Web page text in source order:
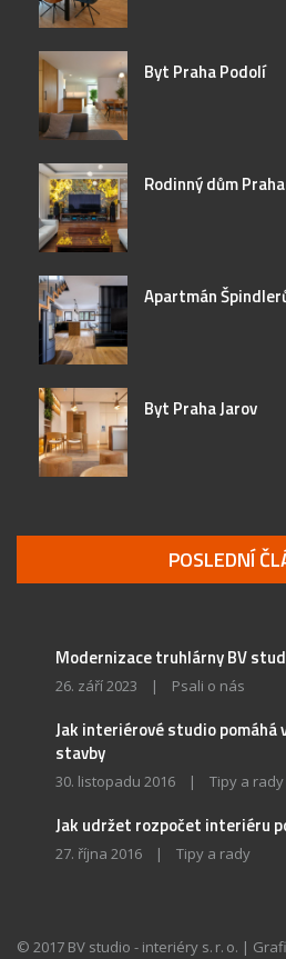
Byt Praha Podolí
Rodinný dům
Apartmán
Byt Praha Jarov
POSLEDNÍ
Modernizace truhlárny BV
26. září 2023 | Psali o nás
Jak interiérové studio pomáhá
stavby
30. listopadu 2016 | Tipy a rady
Jak udržet rozpočet interiéru
27. října 2016 | Tipy a rady
© 2017 BV studio - interiéry s. r. o. |